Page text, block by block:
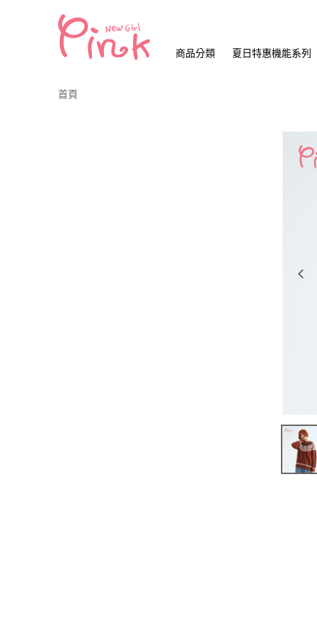
商品分類 夏日特惠機能系列
首頁